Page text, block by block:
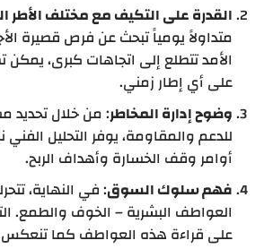
القدرة على التكيف مع مختلف الأطر
متداولاً يومياً تبحث عن فرص قصيرة
الأمد تتطلع إلى اتجاهات كبرى، يمكن
على أي إطار زمني.
وضوح إدارة المخاطر: من خلال تحديد
للدعم والمقاومة، يوفر التحليل
أوامر وقف الخسارة وأهداف الربح.
فهم سلوك السوق: في النهاية،
العواطف البشرية – الخوف والطمع.
على قراءة هذه العواطف كما تنعكس